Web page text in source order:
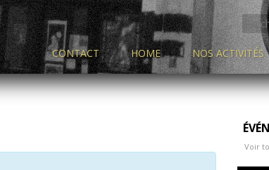
FOR:
CONTACT
HOME NOS ACTIVITÉS
Voir